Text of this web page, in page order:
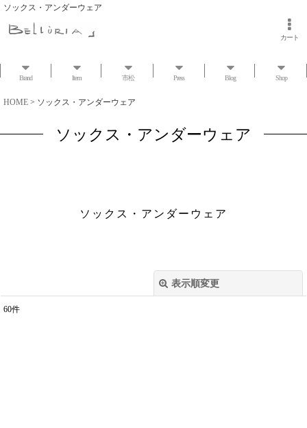
ソックス・アンダーウェア
カート
Brand Item 市松 Press Blog Shop
HOME > ソックス・アンダーウェア
ソックス・アンダーウェア
ソックス・アンダーウェア
表示順変更
60件